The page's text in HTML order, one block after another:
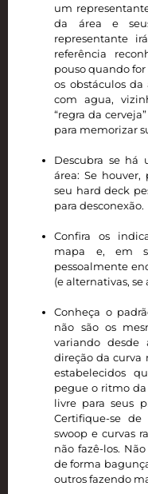
um
da área e
representante
referência
pouso quando for
os obstáculos da
com agua,
“regra da
para memorizar
Descubra se há
área: Se
seu hard deck
para desconexão.
Confira os
mapa e, em
pessoalmente
(e alternativas, se
Conheça o
não são os
variando desde
direção da curva
estabelecidos
pegue o ritmo
livre para seus
Certifique-se
swoop e curvas
não fazê-los.
de forma
outros fazendo